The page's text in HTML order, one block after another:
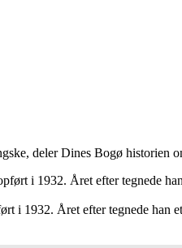
deler Dines Bogø historien
i 1932. Året efter tegnede han